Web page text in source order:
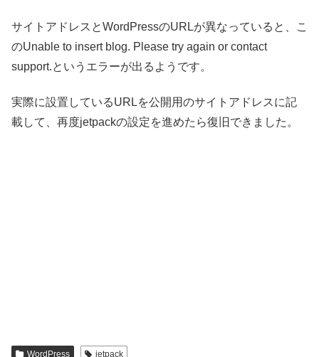
サイトアドレスとWordPressのURLが異なっていると、こ
のUnable to insert blog. Please try again or contact
support.というエラーが出るようです。
実際に設置しているURLを公開用のサイトアドレスに記
載して、再度jetpackの設定を進めたら復旧できました。
WordPress
jetpack